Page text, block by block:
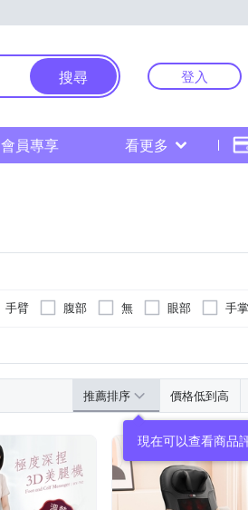
搜尋 登入
會員專享 看更多
手臂 腹部 無 眼部 手掌
推薦排序 價格低到高
現在可以查看商品